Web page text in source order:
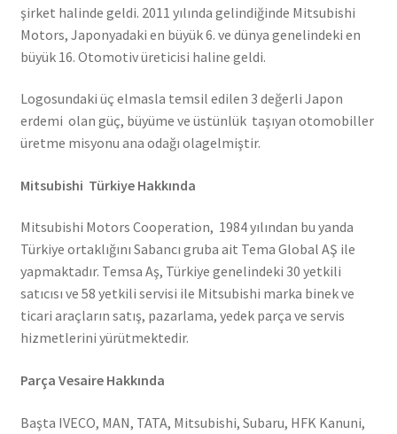
şirket halinde geldi. 2011 yılında gelindiğinde Mitsubishi
Motors, Japonyadaki en büyük 6. ve dünya genelindeki en
büyük 16. Otomotiv üreticisi haline geldi.
Logosundaki üç elmasla temsil edilen 3 değerli Japon
erdemi olan güç, büyüme ve üstünlük taşıyan otomobiller
üretme misyonu ana odağı olagelmiştir.
Mitsubishi Türkiye Hakkında
Mitsubishi Motors Cooperation, 1984 yılından bu yanda
Türkiye ortaklığını Sabancı gruba ait Tema Global AŞ ile
yapmaktadır. Temsa Aş, Türkiye genelindeki 30 yetkili
satıcısı ve 58 yetkili servisi ile Mitsubishi marka binek ve
ticari araçların satış, pazarlama, yedek parça ve servis
hizmetlerini yürütmektedir.
Parça Vesaire Hakkında
Başta IVECO, MAN, TATA, Mitsubishi, Subaru, HFK Kanuni,